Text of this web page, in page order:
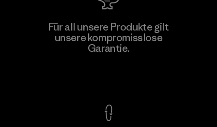
Hirdaramani Industries (Pvt)
Ltd. - Kahathuduwa
Für all unsere Produkte gilt
unsere kompromisslose
Garantie.